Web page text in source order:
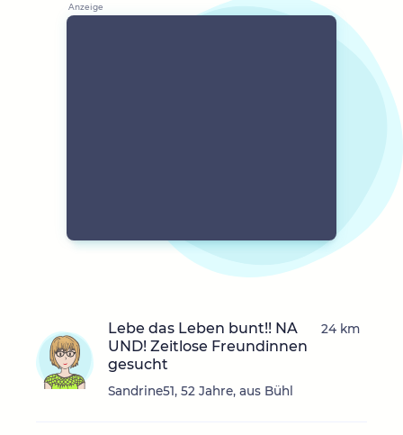
Lebe das Leben bunt!! NA
UND! Zeitlose Freundinnen
gesucht
Sandrine51, 52 Jahre, aus Bühl
24 km